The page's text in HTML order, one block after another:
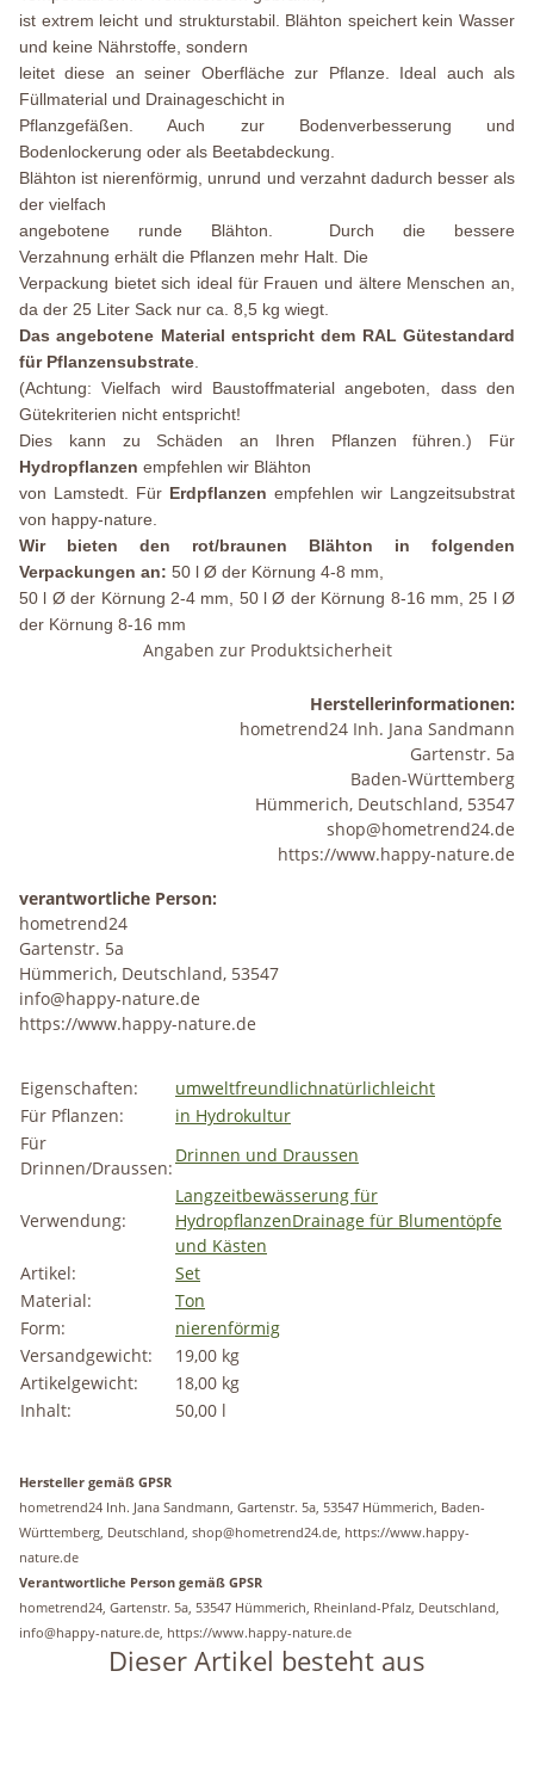
ist extrem leicht und strukturstabil. Blähton speichert kein Wasser
und keine Nährstoffe, sondern
leitet diese an seiner Oberfläche zur Pflanze. Ideal auch als
Füllmaterial und Drainageschicht in
Pflanzgefäßen. Auch zur Bodenverbesserung und
Bodenlockerung oder als Beetabdeckung.
Blähton ist nierenförmig, unrund und verzahnt dadurch besser als
der vielfach
angebotene runde Blähton. Durch die bessere
Verzahnung erhält die Pflanzen mehr Halt. Die
Verpackung bietet sich ideal für Frauen und ältere Menschen an,
da der 25 Liter Sack nur ca. 8,5 kg wiegt.
Das angebotene Material entspricht dem RAL Gütestandard
für Pflanzensubstrate
(Achtung: Vielfach wird Baustoffmaterial angeboten, dass den
Gütekriterien nicht entspricht!
Dies kann zu Schäden an Ihren Pflanzen führen.) Für
Hydropflanzen empfehlen wir Blähton
von Lamstedt. Für Erdpflanzen empfehlen wir Langzeitsubstrat
von happy-nature.
Wir bieten den rot/braunen Blähton in folgenden
Verpackungen an: 50 l Ø der Körnung 4-8 mm,
50 l Ø der Körnung 2-4 mm, 50 l Ø der Körnung 8-16 mm, 25 l Ø
der Körnung 8-16 mm
Angaben zur Produktsicherheit
Herstellerinformationen:
hometrend24 Inh. Jana Sandmann
Gartenstr. 5a
Baden-Württemberg
Hümmerich, Deutschland, 53547
shop@hometrend24.de
https://www.happy-nature.de
verantwortliche Person:
hometrend24
Gartenstr. 5a
Hümmerich, Deutschland, 53547
info@happy-nature.de
https://www.happy-nature.de
Eigenschaften: umweltfreundlichnatürlichleicht
Für Pflanzen:
in Hydrokultur
Für
Drinnen/Draussen:
Drinnen und Draussen
Verwendung:
Langzeitbewässerung für
HydropflanzenDrainage für Blumentöpfe
und Kästen
Artikel:
Set
Material:
Ton
Form:
nierenförmig
Versandgewicht:
19,00 kg
Artikelgewicht:
18,00 kg
Inhalt:
50,00 l
Hersteller gemäß GPSR
hometrend24 Inh. Jana Sandmann, Gartenstr. 5a, 53547 Hümmerich, Baden-
Württemberg, Deutschland, shop@hometrend24.de, https://www.happy-
nature.de
Verantwortliche Person gemäß GPSR
hometrend24, Gartenstr. 5a, 53547 Hümmerich, Rheinland-Pfalz, Deutschland,
info@happy-nature.de, https://www.happy-nature.de
Dieser Artikel besteht aus